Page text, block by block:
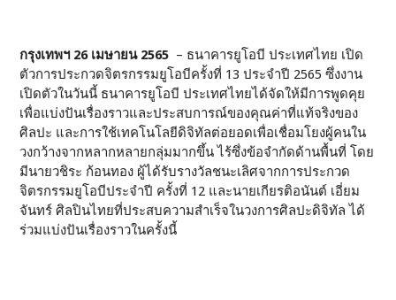
กรุงเทพฯ 26 เมษายน 2565 – ธนาคารยูโอบี ประเทศไทย เปิด
ตัวการประกวดจิตรกรรมยูโอบีครั้งที่ 13 ประจำปี 2565 ซึ่งงาน
เปิดตัวในวันนี้ ธนาคารยูโอบี ประเทศไทยได้จัดให้มีการพูดคุย
เพื่อแบ่งปันเรื่องราวและประสบการณ์ของคุณค่าที่แท้จริงของ
ศิลปะ และการใช้เทคโนโลยีดิจิทัลต่อยอดเพื่อเชื่อมโยงผู้คนใน
วงกว้างจากหลากหลายกลุ่มมากขึ้น ไร้ซึ่งข้อจำกัดด้านพื้นที่ โดย
มีนายวชิระ ก้อนทอง ผู้ได้รับรางวัลชนะเลิศจากการประกวด
จิตรกรรมยูโอบีประจำปี ครั้งที่ 12 และนายเกียรติอนันต์ เอี่ยม
จันทร์ ศิลปินไทยที่ประสบความสำเร็จในวงการศิลปะดิจิทัล ได้
ร่วมแบ่งปันเรื่องราวในครั้งนี้